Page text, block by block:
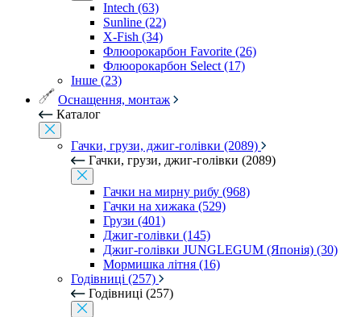
Intech (63)
Sunline (22)
X-Fish (34)
Флюорокарбон Favorite (26)
Флюорокарбон Select (17)
Інше (23)
Оснащення, монтаж
Каталог
Гачки, грузи, джиг-голівки (2089)
Гачки, грузи, джиг-голівки (2089)
Гачки на мирну рибу (968)
Гачки на хижака (529)
Грузи (401)
Джиг-голівки (145)
Джиг-голівки JUNGLEGUM (Японія) (30)
Мормишка літня (16)
Годівниці (257)
Годівниці (257)